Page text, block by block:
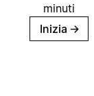
minuti
Inizia →